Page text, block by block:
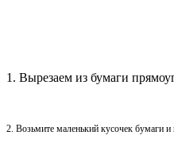
1. Вырезаем из бумаги
2. Возьмите маленький кусочек бумаги